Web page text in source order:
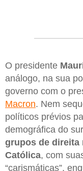
O presidente
análogo, na sua
governo com o
Macron. Nem
políticos prévios
demográfica do
grupos de direita
Católica, com
“carismáticas”,